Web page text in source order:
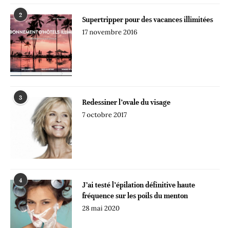
2
Supertripper pour des vacances illimitées
17 novembre 2016
3
Redessiner l’ovale du visage
7 octobre 2017
4
J’ai testé l’épilation définitive haute
fréquence sur les poils du menton
28 mai 2020